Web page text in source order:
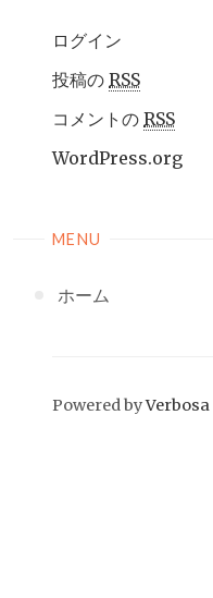
ログイン
投稿の RSS
コメントの RSS
WordPress.org
MENU
ホーム
Powered byVerbosa